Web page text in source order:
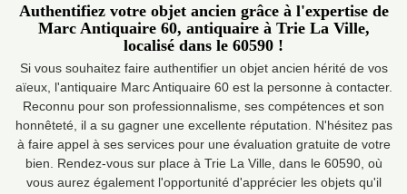
Authentifiez votre objet ancien grâce à l'expertise de
Marc Antiquaire 60, antiquaire à Trie La Ville,
localisé dans le 60590 !
Si vous souhaitez faire authentifier un objet ancien hérité de vos
aïeux, l'antiquaire Marc Antiquaire 60 est la personne à contacter.
Reconnu pour son professionnalisme, ses compétences et son
honnêteté, il a su gagner une excellente réputation. N'hésitez pas
à faire appel à ses services pour une évaluation gratuite de votre
bien. Rendez-vous sur place à Trie La Ville, dans le 60590, où
vous aurez également l'opportunité d'apprécier les objets qu'il